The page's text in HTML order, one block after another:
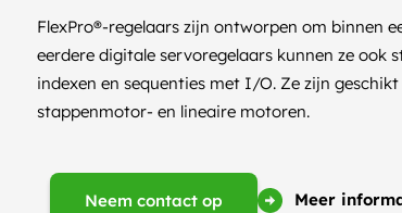
FlexPro®-regelaars zijn ontworpen om binnen
eerdere digitale servoregelaars kunnen ze ook
indexen en sequenties met I/O. Ze zijn
stappenmotor- en lineaire motoren.
Neem contact op Meer